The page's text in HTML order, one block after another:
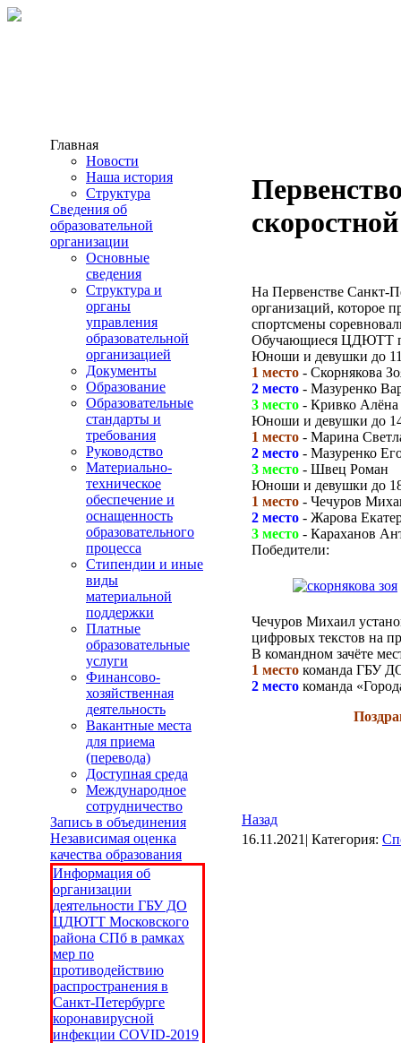
Главная
Новости
Наша история
Структура
Сведения об
образовательной
организации
Основные
сведения
Структура и
органы
управления
образовательной
организацией
Документы
Образование
Образовательные
стандарты и
требования
Руководство
Материально-
техническое
обеспечение и
оснащенность
образовательного
процесса
Стипендии и иные
виды
материальной
поддержки
Платные
образовательные
услуги
Финансово-
хозяйственная
деятельность
Вакантные места
для приема
(перевода)
Доступная среда
Международное
сотрудничество
Запись в объединения
Независимая оценка
качества образования
Информация об
организации
деятельности ГБУ ДО
ЦДЮТТ Московского
района СПб в рамках
мер по
противодействию
распространения в
Санкт-Петербурге
коронавирусной
инфекции COVID-2019
На Первенстве Санкт-
организаций, которое
спортсмены
Обучающиеся ЦДЮТТ
Юноши и девушки до
1 место - Скорнякова
2 место - Мазуренко
3 место - Кривко Алёна
Юноши и девушки до
1 место - Марина
2 место - Мазуренко
3 место - Швец Роман
Юноши и девушки до
1 место - Чечуров
2 место - Жарова
3 место - Караханов
Победители:
Чечуров Михаил
цифровых текстов на
В командном зачёте
1 место команда ГБУ
2 место команда
Назад
16.11.2021| Категория: